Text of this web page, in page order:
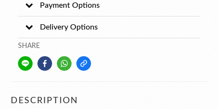
Payment Options
Delivery Options
SHARE
DESCRIPTION